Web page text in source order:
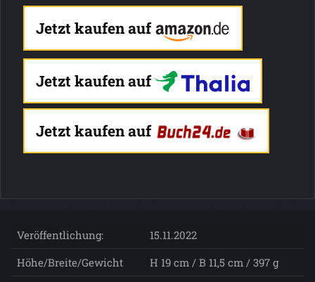
Jetzt kaufen auf
Jetzt kaufen auf
Jetzt kaufen auf
Veröffentlichung:
15.11.2022
Höhe/Breite/Gewicht
H 19 cm / B 11,5 cm / 397 g